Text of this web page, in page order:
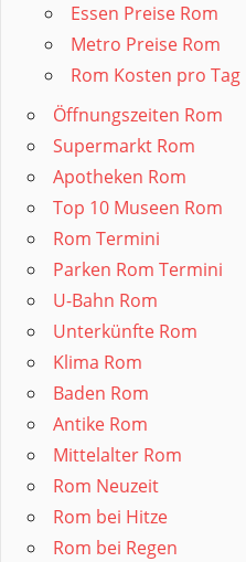
Essen Preise Rom
Metro Preise Rom
Rom Kosten pro Tag
Öffnungszeiten Rom
Supermarkt Rom
Apotheken Rom
Top 10 Museen Rom
Rom Termini
Parken Rom Termini
U-Bahn Rom
Unterkünfte Rom
Klima Rom
Baden Rom
Antike Rom
Mittelalter Rom
Rom Neuzeit
Rom bei Hitze
Rom bei Regen